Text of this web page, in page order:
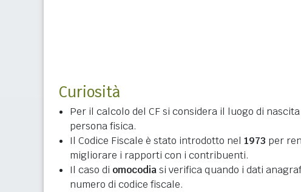
Curiosità
Per il calcolo del CF si considera il luogo di
persona fisica.
Il Codice Fiscale è stato introdotto nel 1973 per
migliorare i rapporti con i contribuenti.
Il caso di omocodiasi verifica quando i dati
numero di codice fiscale.